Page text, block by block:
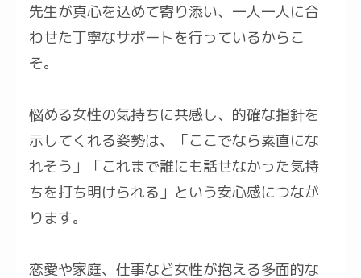
先生が真心を込めて寄り添い、一人一人に合
わせた丁寧なサポートを行っているからこ
そ。
悩める女性の気持ちに共感し、的確な指針を
示してくれる姿勢は、「ここでなら素直にな
れそう」「これまで誰にも話せなかった気持
ちを打ち明けられる」という安心感につなが
ります。
恋愛や家庭、仕事など女性が抱える多面的な